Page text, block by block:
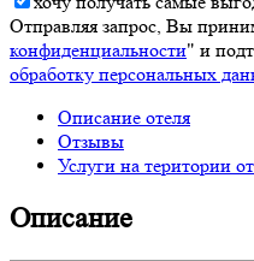
Отправляя запрос, Вы
конфиденциальности" и
обработку персональных
Описание отеля
Отзывы
Услуги на територии
Описание